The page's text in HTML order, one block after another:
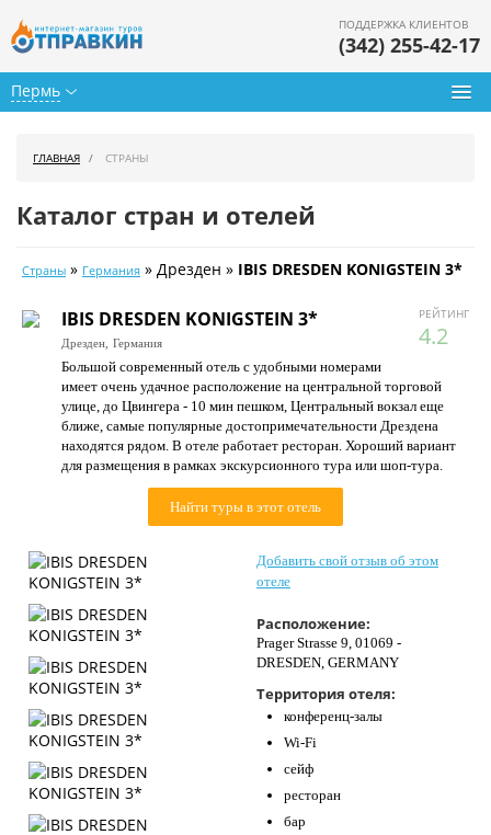
Пермь
ПОДДЕРЖКА КЛИЕНТОВ
(342) 255-42-17
Календарь туров
Цены дня
Страны
Как купить
О нас
ГЛАВНАЯ СТРАНЫ
Каталог стран и отелей
Страны » Германия » Дрезден » IBIS DRESDEN KONIGSTEIN 3*
РЕЙТИНГ
4.2
IBIS DRESDEN KONIGSTEIN 3*
Дрезден, Германия
Большой современный отель с удобными номерами
имеет очень удачное расположение на центральной торговой
улице, до Цвингера - 10 мин пешком, Центральный вокзал еще
ближе, самые популярные достопримечательности Дрездена
находятся рядом. В отеле работает ресторан. Хороший вариант
для размещения в рамках экскурсионного тура или шоп-тура.
Найти туры в этот отель
Добавить свой отзыв об этом
отеле
Расположение:
Prager Strasse 9, 01069 -
DRESDEN, GERMANY
Территория отеля:
конференц-залы
Wi-Fi
сейф
ресторан
бар